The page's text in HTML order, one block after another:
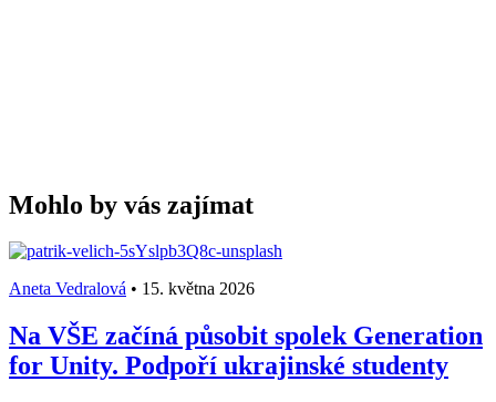
Mohlo by vás zajímat
Aneta Vedralová • 15. května 2026
Na VŠE začíná působit spolek Generation
for Unity. Podpoří ukrajinské studenty